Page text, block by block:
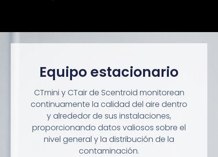
Equipo estacionario
CTmini y CTair de Scentroid monitorean
continuamente la calidad del aire dentro
y alrededor de sus instalaciones,
proporcionando datos valiosos sobre el
nivel general y la distribución de la
contaminación.